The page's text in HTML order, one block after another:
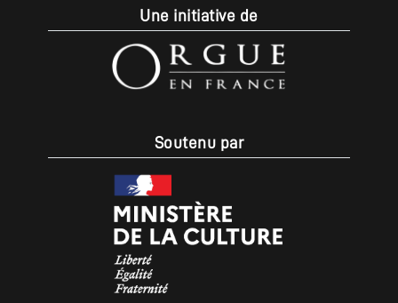
Une initiative de
Soutenu par